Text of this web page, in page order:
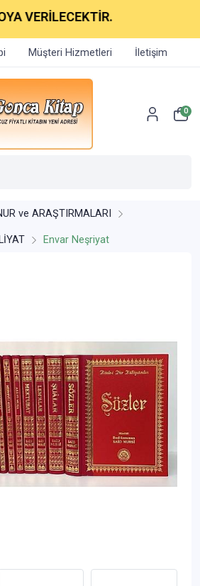
Müşteri Hizmetleri İletişim
0
ve ARAŞTIRMALARI
Envar Neşriyat